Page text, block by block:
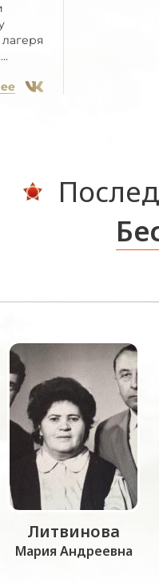
Литвинова
Мария Андреевна